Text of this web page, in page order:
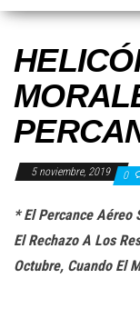
5 noviembre, 2019 0
* El Percance Aéreo
El Rechazo A Los
Octubre, Cuando El